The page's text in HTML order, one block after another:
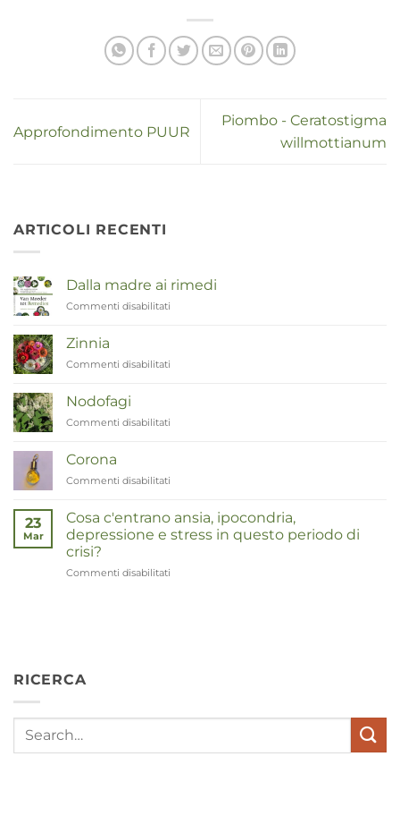
Approfondimento PUUR
Piombo - Ceratostigma
willmottianum
ARTICOLI RECENTI
Dalla madre ai rimedi
Commenti disabilitati
Zinnia
Commenti disabilitati
Nodofagi
Commenti disabilitati
Corona
Commenti disabilitati
23
Mar
Cosa c'entrano ansia, ipocondria,
depressione e stress in questo periodo di
crisi?
Commenti disabilitati
in
RICERCA